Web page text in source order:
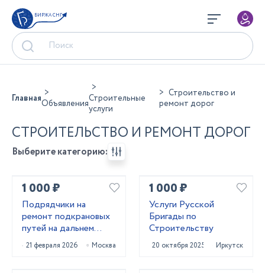
БИРЖА СНГ
ГлавнаяОбъявленияСтроительные
услуги
Строительство и
ремонт дорог
СТРОИТЕЛЬСТВО И РЕМОНТ ДОРОГ
Выберите категорию:
1 000 ₽
Подрядчики на
ремонт подкрановых
путей на дальнем
востоке
21 февраля 2026 Москва
1 000 ₽
Услуги Русской
Бригады по
Строительству
20 октября 2025 Иркутск